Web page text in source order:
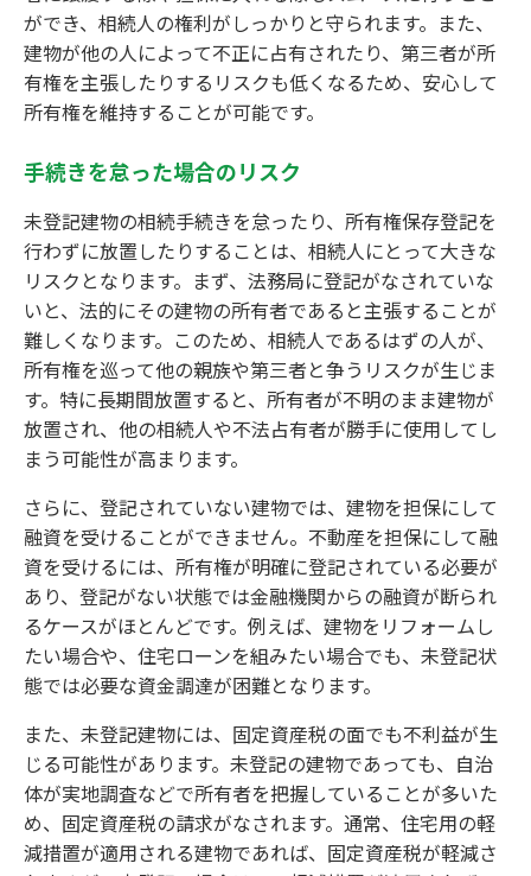
ができ、相続人の権利がしっかりと守られます。また、
建物が他の人によって不正に占有されたり、第三者が所
有権を主張したりするリスクも低くなるため、安心して
所有権を維持することが可能です。
手続きを怠った場合のリスク
未登記建物の相続手続きを怠ったり、所有権保存登記を
行わずに放置したりすることは、相続人にとって大きな
リスクとなります。まず、法務局に登記がなされていな
いと、法的にその建物の所有者であると主張することが
難しくなります。このため、相続人であるはずの人が、
所有権を巡って他の親族や第三者と争うリスクが生じま
す。特に長期間放置すると、所有者が不明のまま建物が
放置され、他の相続人や不法占有者が勝手に使用してし
まう可能性が高まります。
さらに、登記されていない建物では、建物を担保にして
融資を受けることができません。不動産を担保にして融
資を受けるには、所有権が明確に登記されている必要が
あり、登記がない状態では金融機関からの融資が断られ
るケースがほとんどです。例えば、建物をリフォームし
たい場合や、住宅ローンを組みたい場合でも、未登記状
態では必要な資金調達が困難となります。
また、未登記建物には、固定資産税の面でも不利益が生
じる可能性があります。未登記の建物であっても、自治
体が実地調査などで所有者を把握していることが多いた
め、固定資産税の請求がなされます。通常、住宅用の軽
減措置が適用される建物であれば、固定資産税が軽減さ